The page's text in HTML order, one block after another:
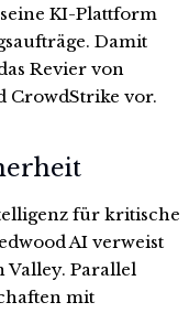
KI-Plattform
Damit
Revier von
CrowdStrike vor.
für kritische
AI verweist
Valley. Parallel
mit